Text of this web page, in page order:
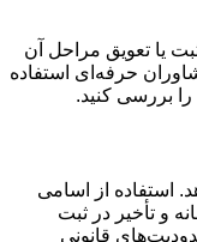
یا تعویق مراحل آن
حرفه‌ای استفاده
را بررسی کنید.
استفاده از اسامی
و تأخیر در ثبت
قانونی